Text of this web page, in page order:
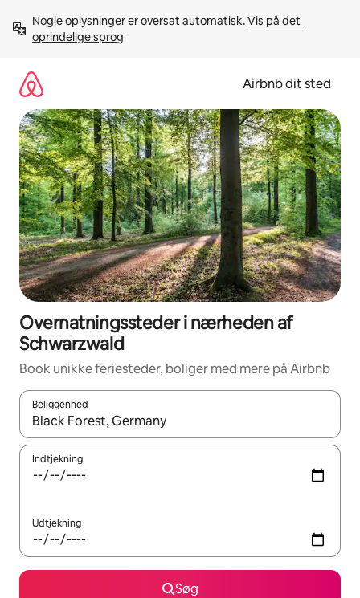
videre
Nogle oplysninger er oversat automatisk. Vis på det
oprindelige sprog
Airbnb dit sted
Overnatningssteder i nærheden af
Schwarzwald
Book unikke feriesteder, boliger med mere på Airbnb
Beliggenhed
Når resultaterne er tilgængelige, skal du navigere med
Indtjekning
Udtjekning
Søg